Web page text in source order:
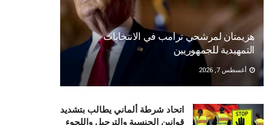
هزيمتان لمرشحي ترامب في الانتخابات
التمهيدية للجمهوريين
أغسطس 7, 2026
اتحاد شرطة ألماني يطالب بتشديد
قوانين الجنسية والترحيل واللجوء